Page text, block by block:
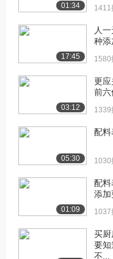
[18] 陈征：处处留心皆物
理
3316播放
[19] 冯强：学好体育，也
2571播放
[20] 顾森：追寻最终极的
6309播放
[21] 宁原：知识盲区不用
1.3万播放
01:34 1411
17:45
人
种添
1580
03:12
更应
前六
1339
05:30
配料
1030
01:09
配料
添加
1037
买厨
要知
不...